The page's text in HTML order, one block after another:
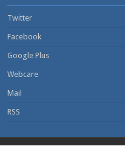
Twitter
Facebook
Google Plus
Webcare
Mail
RSS